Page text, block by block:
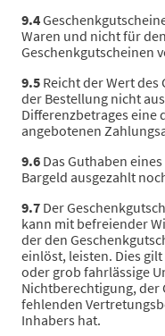
9.4
Waren und nicht für
Geschenkgutscheinen
9.5 Reicht der Wert
der Bestellung nicht
Differenzbetrages eine
angebotenen
9.6 Das Guthaben
Bargeld ausgezahlt
9.7 Der
kann mit befreiender
der den
einlöst, leisten. Dies
oder grob fahrlässige
Nichtberechtigung,
fehlenden
Inhabers hat.